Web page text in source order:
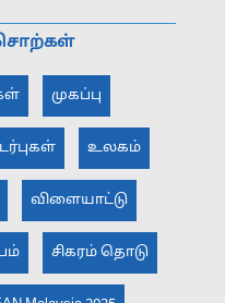
முகப்பு
உலகம்
விளையாட்டு
சிகரம் தொடு